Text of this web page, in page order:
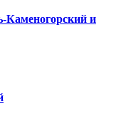
Каменогорский и